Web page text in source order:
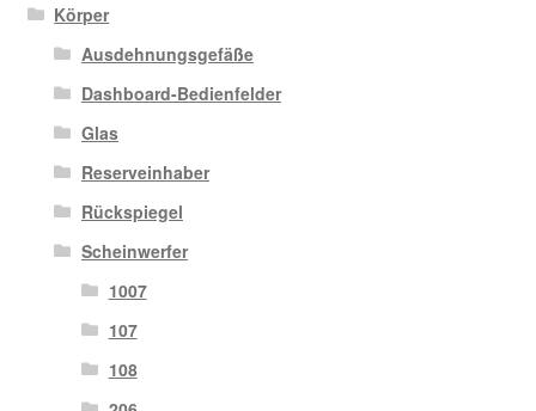
Körper
Ausdehnungsgefäße
Dashboard-Bedienfelder
Glas
Reserveinhaber
Rückspiegel
Scheinwerfer
1007
107
108